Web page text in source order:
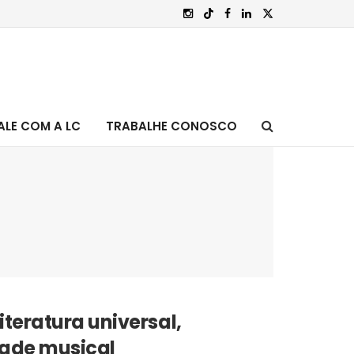
COM A LC TRABALHE CONOSCO
universal,
musical